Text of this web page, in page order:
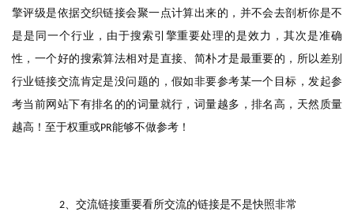
擎评级是依据交织链接会聚一点计算出来的，并不会去剖析你是不
是是同一个行业，由于搜索引擎重要处理的是效力，其次是准确
性，一个好的搜索算法相对是直接、简朴才是最重要的，所以差别
行业链接交流肯定是没问题的，假如非要参考某一个目标，发起参
考当前网站下有排名的的词量就行，词量越多，排名高，天然质量
越高！至于权重或PR能够不做参考！
2、交流链接重要看所交流的链接是不是快照非常